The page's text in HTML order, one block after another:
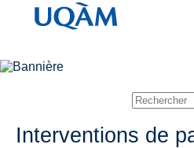
Interventions de